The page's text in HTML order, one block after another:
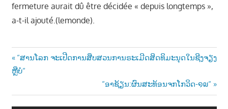
fermeture aurait dû être décidée « depuis longtemps »,
a-t-il ajouté.(lemonde).
Post
navigation
Previous
Post:
“ສານໂລກ ຈະເປີດການສືບສວນການຣະເມີດສິດທິມະນຸດໃນຊີງຈຽງ
ຫຼືບໍ“
Next
Post:
“ອາຊ້ຽນ:ຜົນສະທ້ອນຈກໂກວິດ-໑໙“